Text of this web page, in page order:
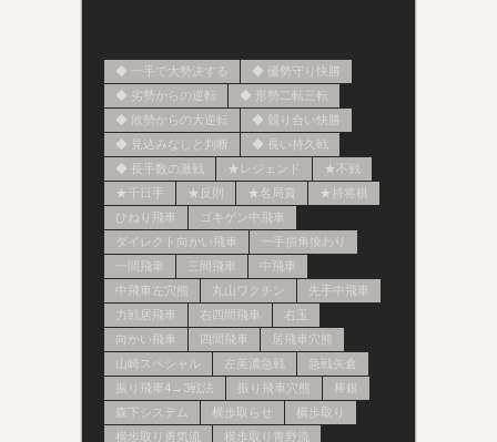
◆ 一手で大勢決する
◆ 優勢守り快勝
◆ 劣勢からの逆転
◆ 形勢二転三転
◆ 敗勢からの大逆転
◆ 競り合い快勝
◆ 見込みなしと判断
◆ 長い持久戦
◆ 長手数の激戦
★レジェンド
★不戦
★千日手
★反則 ★名局賞
★持将棋
ひねり飛車
ゴキゲン中飛車
ダイレクト向かい飛車
一手損角換わり
一間飛車
三間飛車
中飛車
中飛車左穴熊
丸山ワクチン
先手中飛車
力戦居飛車
右四間飛車
右玉
向かい飛車
四間飛車
居飛車穴熊
山崎スペシャル
左美濃急戦
急戦矢倉
振り飛車4→3戦法
振り飛車穴熊
棒銀
森下システム
横歩取らせ
横歩取り
横歩取り勇気流
横歩取り青野流